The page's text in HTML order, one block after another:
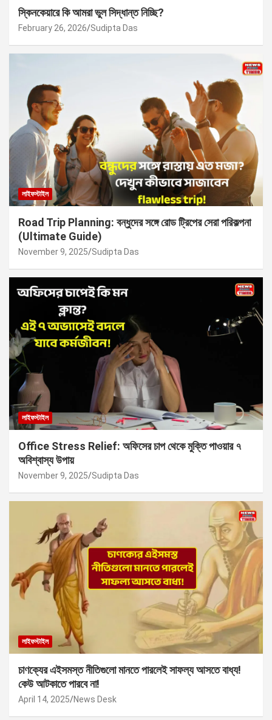
স্কিনকেয়ারে কি আমরা ভুল সিদ্ধান্ত নিচ্ছি?
February 26, 2026 Sudipta Das
লাইফস্টাইল
Road Trip Planning: বন্ধুদের সঙ্গে রোড ট্রিপের সেরা পরিকল্পনা
(Ultimate Guide)
November 9, 2025 Sudipta Das
লাইফস্টাইল
Office Stress Relief: অফিসের চাপ থেকে মুক্তি পাওয়ার ৭
অবিশ্বাস্য উপায়
November 9, 2025 Sudipta Das
লাইফস্টাইল
চাণক্যের এইসমস্ত নীতিগুলো মানতে পারলেই সাফল্য আসতে বাধ্য!
কেউ আটকাতে পারবে না!
April 14, 2025 News Desk